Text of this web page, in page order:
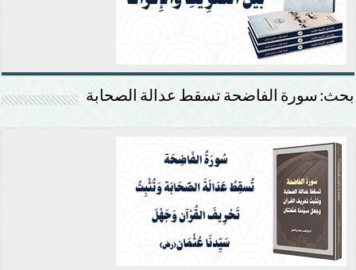
بحث: سورة الفاضحة تسقط عدالة الصحابة